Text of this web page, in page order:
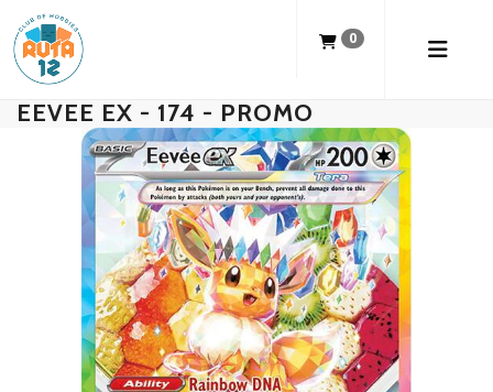
0
EEVEE EX - 174 - PROMO